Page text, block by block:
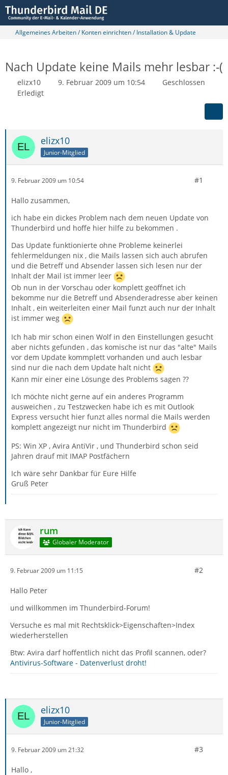
Allgemeines Arbeiten / Konten einrichten / Installation & Update
Nach Update keine Mails mehr lesbar :-(
elizx10 9. Februar 2009 um 10:54
Geschlossen
Erledigt
elizx10
Junior-Mitglied
9. Februar 2009 um 10:54 #1
Hallo zusammen,
ich habe ein dickes Problem nach dem neuen Update von
Thunderbird und hoffe hier hilfe zu bekommen .
Das Update funktionierte ohne Probleme keinerlei
fehlermeldungen nix , die Mails lassen sich auch abrufen
und die Betreff und Absender lassen sich lesen nur der
Inhalt der Mail ist immer leer
Ob nun in der Vorschau oder komplett geöffnet ich
bekomme nur die Betreff und Absenderadresse aber keinen
Inhalt , ein weiterleiten einer Mail funzt auch nur der Inhalt
ist immer weg
Ich hab mir schon einen Wolf in den Einstellungen gesucht
aber nichts gefunden , das komische ist nur das "alte" Mails
vor dem Update kommplett vorhanden und auch lesbar
sind nur die nach dem Update halt nicht
Kann mir einer eine Lösunge des Problems sagen ??
Ich möchte nicht gerne auf ein anderes Programm
ausweichen , zu Testzwecken habe ich es mit Outlook
Express versucht hier funzt alles normal die Mails werden
komplett angezeigt nur nicht im Thunderbird
PS: Win XP , Avira AntiVir , und Thunderbird schon seid
Jahren drauf mit IMAP Postfächern
Ich wäre sehr Dankbar für Eure Hilfe
Gruß Peter
rum
Globaler Moderator
9. Februar 2009 um 11:15 #2
Hallo Peter
und willkommen im Thunderbird-Forum!
Versuche es mal mit Rechtsklick>Eigenschaften>Index
wiederherstellen
Btw: Avira darf hoffentlich nicht das Profil scannen, oder?
Antivirus-Software - Datenverlust droht!
elizx10
Junior-Mitglied
9. Februar 2009 um 21:32 #3
Hallo ,